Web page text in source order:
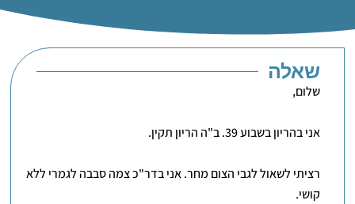
שאלה
שלום,
אני בהריון בשבוע 39. ב"ה הריון תקין.
רציתי לשאול לגבי הצום מחר. אני בדר"כ צמה סבבה לגמרי ללא
קושי.